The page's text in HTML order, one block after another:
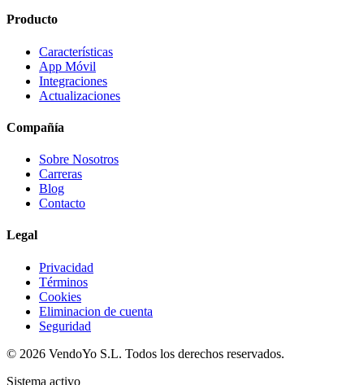
Producto
Características
App Móvil
Integraciones
Actualizaciones
Compañía
Sobre Nosotros
Carreras
Blog
Contacto
Legal
Privacidad
Términos
Cookies
Eliminacion de cuenta
Seguridad
© 2026 VendoYo S.L. Todos los derechos reservados.
Sistema activo